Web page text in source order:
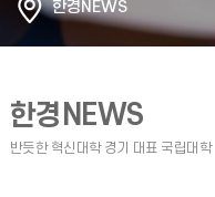
한경NEWS
한경NEWS